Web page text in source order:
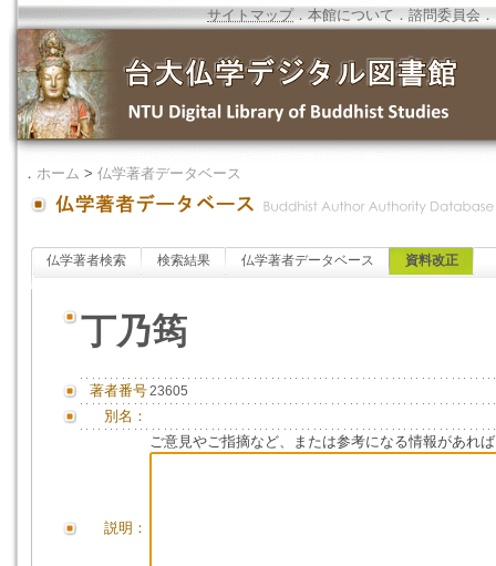
サイトマップ．本館について ．諮問委員会 ．
． ホーム > 仏学著者データベース
仏学著者検索 検索結果 仏学著者データベース 資料改正
丁乃筠
著者番号23605
別名：
説明：
ご意見やご指摘など、または参考になる情報があれ